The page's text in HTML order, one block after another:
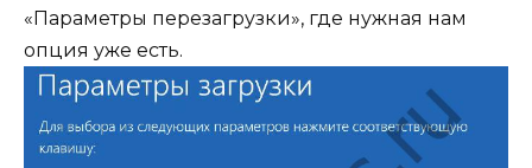
«Параметры перезагрузки», где нужная нам
опция уже есть.